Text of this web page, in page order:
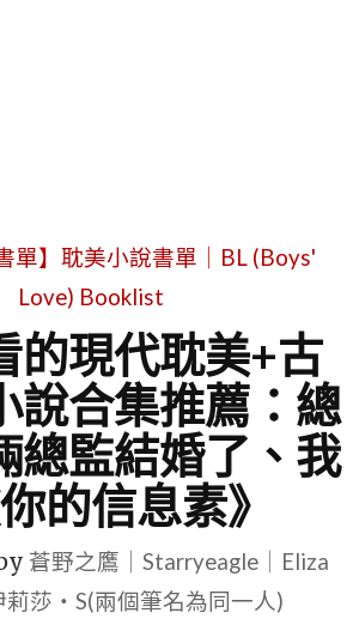
單】耽美小說書單｜BL (Boys'
Love) Booklist
的現代耽美+古
說合集推薦：總
總監結婚了、我
的信息素》
蒼野之鷹｜Starryeagle｜Eliza
莎・S(兩個筆名為同一人)